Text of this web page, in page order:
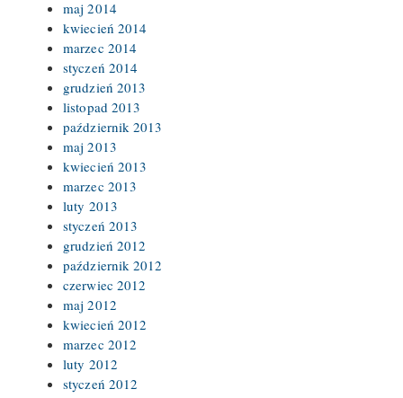
maj 2014
kwiecień 2014
marzec 2014
styczeń 2014
grudzień 2013
listopad 2013
październik 2013
maj 2013
kwiecień 2013
marzec 2013
luty 2013
styczeń 2013
grudzień 2012
październik 2012
czerwiec 2012
maj 2012
kwiecień 2012
marzec 2012
luty 2012
styczeń 2012